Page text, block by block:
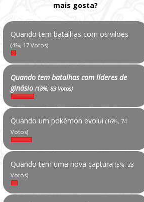
mais gosta?
Quando tem batalhas com os vilões
(4%, 17 Votos)
Quando tem batalhas com líderes de
ginásio (18%, 83 Votos)
Quando um pokémon evolui (16%, 74
Votos)
Quando tem uma nova captura (5%, 23
Votos)